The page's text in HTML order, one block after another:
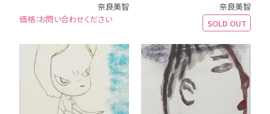
奈良美智
お問い合わせください
奈良美智
SOLD OUT